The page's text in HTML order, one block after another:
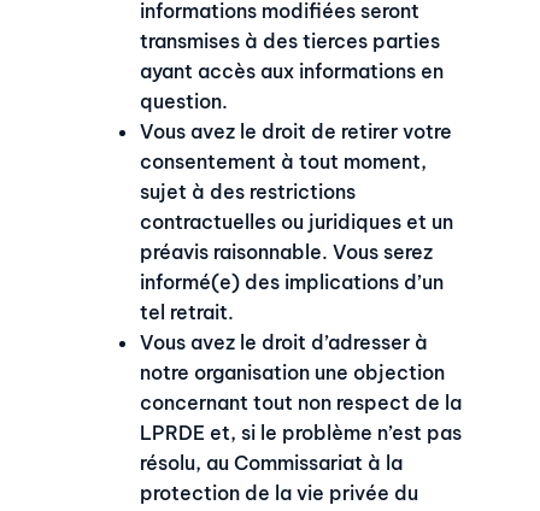
informations modifiées seront
transmises à des tierces parties
ayant accès aux informations en
question.
Vous avez le droit de retirer votre
consentement à tout moment,
sujet à des restrictions
contractuelles ou juridiques et un
préavis raisonnable. Vous serez
informé(e) des implications d’un
tel retrait.
Vous avez le droit d’adresser à
notre organisation une objection
concernant tout non respect de la
LPRDE et, si le problème n’est pas
résolu, au Commissariat à la
protection de la vie privée du